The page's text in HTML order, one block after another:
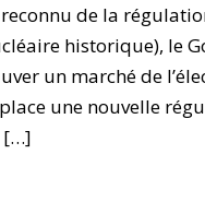
reconnu de la
historique), le
un marché de
une nouvelle
[…]